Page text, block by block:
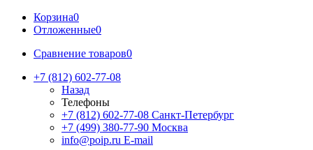
Корзина0
Отложенные0
Сравнение товаров0
+7 (812) 602-77-08
Назад
Телефоны
+7 (812) 602-77-08 Санкт-Петербург
+7 (499) 380-77-90 Москва
info@poip.ru E-mail